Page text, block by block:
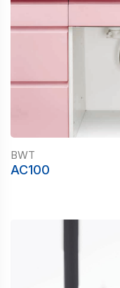
BWT
AC100